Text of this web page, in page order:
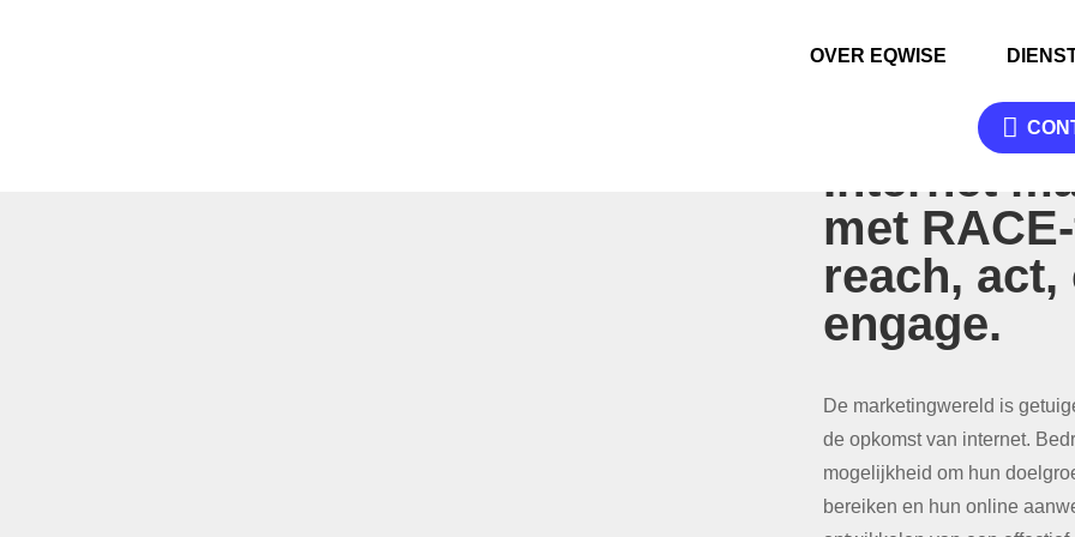
OVER EQWISE

INTERNET
Internet
met
reach,
engage.
De marketingwereld is
de opkomst van internet.
mogelijkheid om hun
bereiken en hun online